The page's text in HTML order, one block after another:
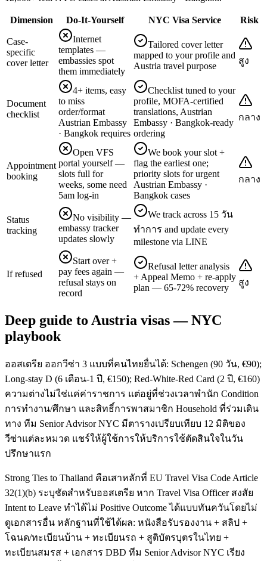
Dimension Do-It-Yourself NYC Visa Service Risk
Case-
specific
cover letter
Internet
templates —
embassies spot
them immediately
Tailored cover letter
mapped to your profile and
Austria travel purpose
สูง
Document
checklist
4+ items, easy
to miss
order/format
Austrian Embassy
· Bangkok requires
Checklist tuned to your
profile, MOFA-certified
translations, Austrian
Embassy · Bangkok-ready
ordering
กลาง
Appointment
booking
Open VFS
portal yourself —
slots full for
weeks, some need
5am log-in
We book your slot +
flag the earliest one;
priority slots for urgent
Austrian Embassy ·
Bangkok cases
กลาง
Status
tracking
No visibility —
embassy tracker
updates slowly
We track across 15 วัน
ทำการ and update every
milestone via LINE
If refused
Start over +
pay fees again —
refusal stays on
record
Refusal letter analysis
+ Appeal Memo + re-apply
plan — 65-72% recovery
สูง
Deep guide to Austria visas — NYC
playbook
ออสเตรีย ออกวีซ่า 3 แบบที่คนไทยยื่นได้: Schengen (90 วัน, €90);
Long-stay D (6 เดือน-1 ปี, €150); Red-White-Red Card (2 ปี, €160)
ความต่างไม่ใช่แค่ค่าราชการ แต่อยู่ที่ช่วงเวลาพำนัก Condition
การทำงาน/ศึกษา และสิทธิ์การพาสมาชิก Household ที่ร่วมเดิน
ทาง ทีม Senior Advisor NYC มีตารางเปรียบเทียบ 12 มิติของ
วีซ่าแต่ละหมวด แชร์ให้ผู้ใช้การให้บริการใช้ตัดสินใจในวัน
ปรึกษาแรก
Strong Ties to Thailand คือเสาหลักที่ EU Travel Visa Code Article
32(1)(b) ระบุชัดสำหรับออสเตรีย หาก Travel Visa Officer สงสัย
Intent to Leave ทำได้ไม่ Positive Outcome ได้แบบทันควันโดยไม่
ดูเอกสารอื่น หลักฐานที่ใช้ได้ผล: หนังสือรับรองงาน + สลิป +
โฉนด/ทะเบียนบ้าน + ทะเบียนรถ + สูติบัตรบุตรในไทย +
ทะเบียนสมรส + เอกสาร DBD ทีม Senior Advisor NYC เรียง